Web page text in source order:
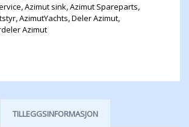
,Azimut sink,Azimut Spareparts,
,AzimutYachts,Deler Azimut,
Azimut
TILLEGGSINFORMASJON